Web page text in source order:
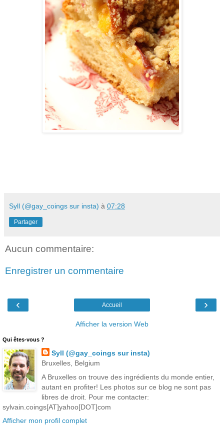
Syll (@gay_coings sur insta) à 07:28
Partager
Aucun commentaire:
Enregistrer un commentaire
‹ ›
Accueil
Afficher la version Web
Qui êtes-vous ?
Syll (@gay_coings sur insta)
Bruxelles, Belgium
A Bruxelles on trouve des ingrédients du monde entier,
autant en profiter! Les photos sur ce blog ne sont pas
libres de droit. Pour me contacter:
sylvain.coings[AT]yahoo[DOT]com
Afficher mon profil complet